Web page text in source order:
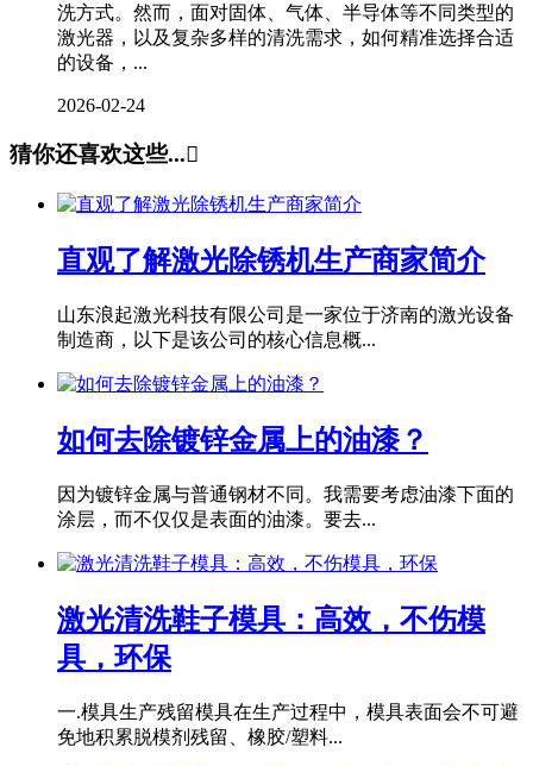
洗方式。然而，面对固体、气体、半导体等不同类型的
激光器，以及复杂多样的清洗需求，如何精准选择合适
的设备，...
2026-02-24
猜你还喜欢这些...
直观了解激光除锈机生产商家简介
山东浪起激光科技有限公司是一家位于济南的激光设备
制造商，以下是该公司的核心信息概...
如何去除镀锌金属上的油漆？
因为镀锌金属与普通钢材不同。我需要考虑油漆下面的
涂层，而不仅仅是表面的油漆。要去...
激光清洗鞋子模具：高效，不伤模
具，环保
一.模具生产残留模具在生产过程中，模具表面会不可避
免地积累脱模剂残留、橡胶/塑料...